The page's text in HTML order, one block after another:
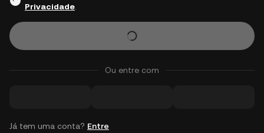
Privacidade.
Ou entre com
Já tem uma conta? Entre